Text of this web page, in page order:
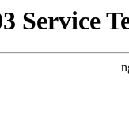
Service